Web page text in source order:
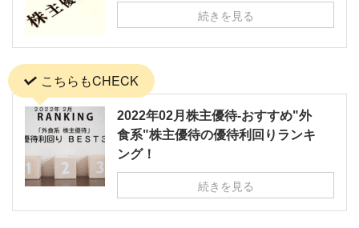
続きを見る
こちらもCHECK
2022年02月株主優待-おすすめ"外
食系"株主優待の優待利回りランキ
ング！
続きを見る